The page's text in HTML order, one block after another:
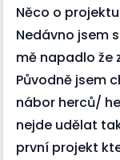
Něco o
Nedávno jsem
mě napadlo že
Původně jsem
nábor herců/
nejde udělat
první projekt